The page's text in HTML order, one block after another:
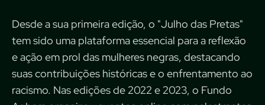
Desde a sua primeira edição, o "Julho das Pretas"
tem sido uma plataforma essencial para a reflexão
e ação em prol das mulheres negras, destacando
suas contribuições históricas e o enfrentamento ao
racismo. Nas edições de 2022 e 2023, o Fundo